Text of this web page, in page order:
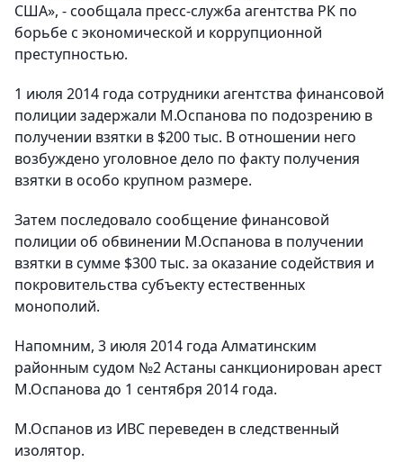
США», - сообщала пресс-служба агентства РК по
борьбе с экономической и коррупционной
преступностью.
1 июля 2014 года сотрудники агентства финансовой
полиции задержали М.Оспанова по подозрению в
получении взятки в $200 тыс. В отношении него
возбуждено уголовное дело по факту получения
взятки в особо крупном размере.
Затем последовало сообщение финансовой
полиции об обвинении М.Оспанова в получении
взятки в сумме $300 тыс. за оказание содействия и
покровительства субъекту естественных
монополий.
Напомним, 3 июля 2014 года Алматинским
районным судом №2 Астаны санкционирован арест
М.Оспанова до 1 сентября 2014 года.
М.Оспанов из ИВС переведен в следственный
изолятор.